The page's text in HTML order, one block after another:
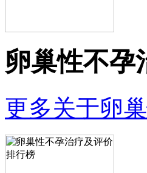
卵巢性不孕
更多关于卵